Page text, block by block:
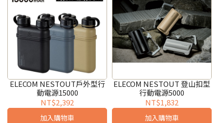
ELECOM NESTOUT戶外型行
動電源15000
NT$2,392
加入購物車
ELECOM NESTOUT 登山扣型
行動電源5000
NT$1,832
加入購物車